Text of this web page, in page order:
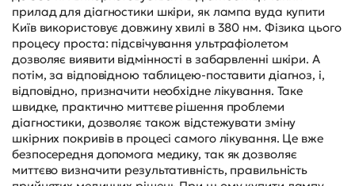
прилад для діагностики шкіри, як лампа вуда купити
Київ використовує довжину хвилі в 380 нм. Фізика цього
процесу проста: підсвічування ультрафіолетом
дозволяє виявити відмінності в забарвленні шкіри. А
потім, за відповідною таблицею-поставити діагноз, і,
відповідно, призначити необхідне лікування. Таке
швидке, практично миттєве рішення проблеми
діагностики, дозволяє також відстежувати зміну
шкірних покривів в процесі самого лікування. Це вже
безпосередня допомога медику, так як дозволяє
миттєво визначити результативність, правильність